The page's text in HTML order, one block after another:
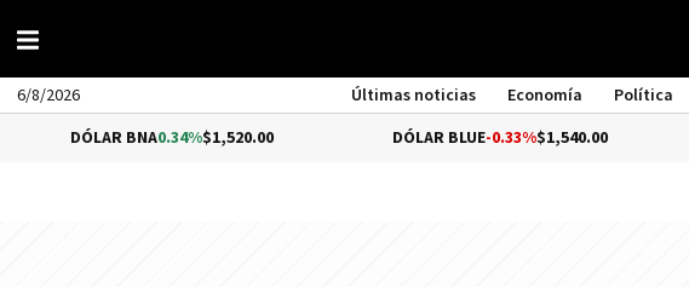
6/8/2026 Últimas noticias Economía Política
BNA0.34%$1,520.00 DÓLAR BLUE-0.33%$1,540.00